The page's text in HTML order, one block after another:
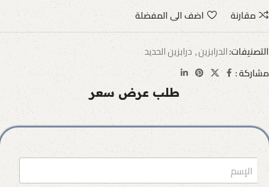
مقارنة
اضف الى المفضلة
التصنيفات:الدرابزين,درابزين الحديد
مشاركة :
طلب عرض سعر